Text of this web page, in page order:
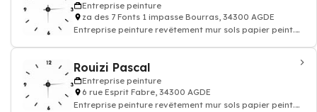
Entreprise peinture
za des 7 Fonts 1 impasse Bourras, 34300 AGDE
Entreprise peinture revêtement mur sols papier peint.
Rouizi Pascal
Entreprise peinture
6 rue Esprit Fabre, 34300 AGDE
Entreprise peinture revêtement mur sols papier peint.